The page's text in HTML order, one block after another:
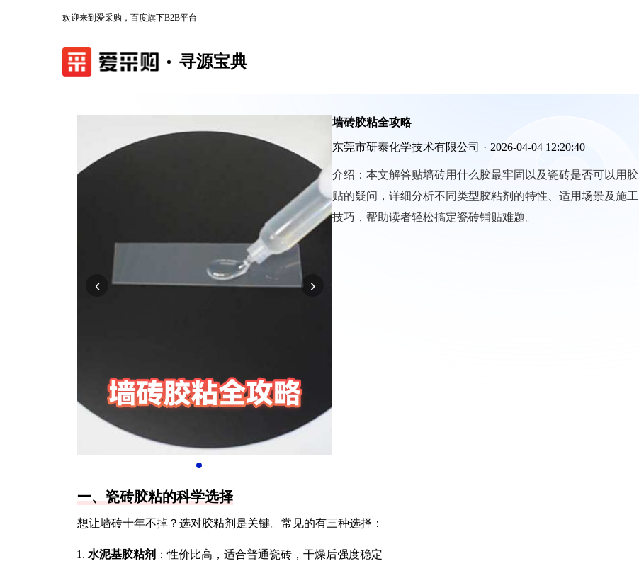
欢迎来到爱采购，百度旗下B2B平台
寻源宝典
‹ ›
墙砖胶粘全攻略
东莞市研泰化学技术有限公司 · 2026-04-04 12:20:40
介绍： 本文解答贴墙砖用什么胶最牢固以及瓷砖是否可以用胶
贴的疑问，详细分析不同类型胶粘剂的特性、适用场景及施工
技巧，帮助读者轻松搞定瓷砖铺贴难题。
一、瓷砖胶粘的科学选择
想让墙砖十年不掉？选对胶粘剂是关键。常见的有三种选择：
水泥基胶粘剂 ：性价比高，适合普通瓷砖，干燥后强度稳定